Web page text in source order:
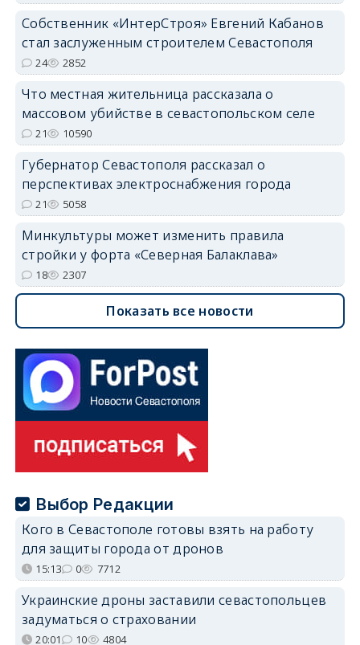
Собственник «ИнтерСтроя» Евгений Кабанов
стал заслуженным строителем Севастополя
24 2852
Что местная жительница рассказала о
массовом убийстве в севастопольском селе
21 10590
Губернатор Севастополя рассказал о
перспективах электроснабжения города
21 5058
Минкультуры может изменить правила
стройки у форта «Северная Балаклава»
18 2307
Показать все новости
Выбор Редакции
Кого в Севастополе готовы взять на работу
для защиты города от дронов
15:13 0 7712
Украинские дроны заставили севастопольцев
задуматься о страховании
20:01 10 4804